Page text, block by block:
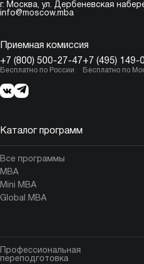
г. Москва, ул. Дербеневская
info@moscow.mba
Приемная комиссия
+7 (800) 500-27-47
Бесплатно по России
+7 (495) 149-
Бесплатно по
Каталог программ
Все программы
MBA
Mini MBA
Global MBA
Профессиональная
переподготовка